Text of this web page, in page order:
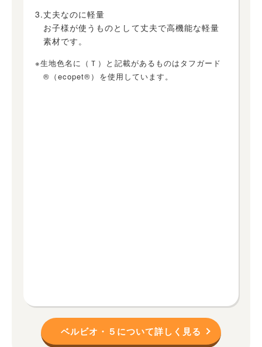
3.丈夫なのに軽量
お子様が使うものとして丈夫で高機能な軽量
素材です。
※生地色名に（Ｔ）と記載があるものはタフガード
®（ecopet®）を使用しています。
ベルビオ・５について詳しく見る